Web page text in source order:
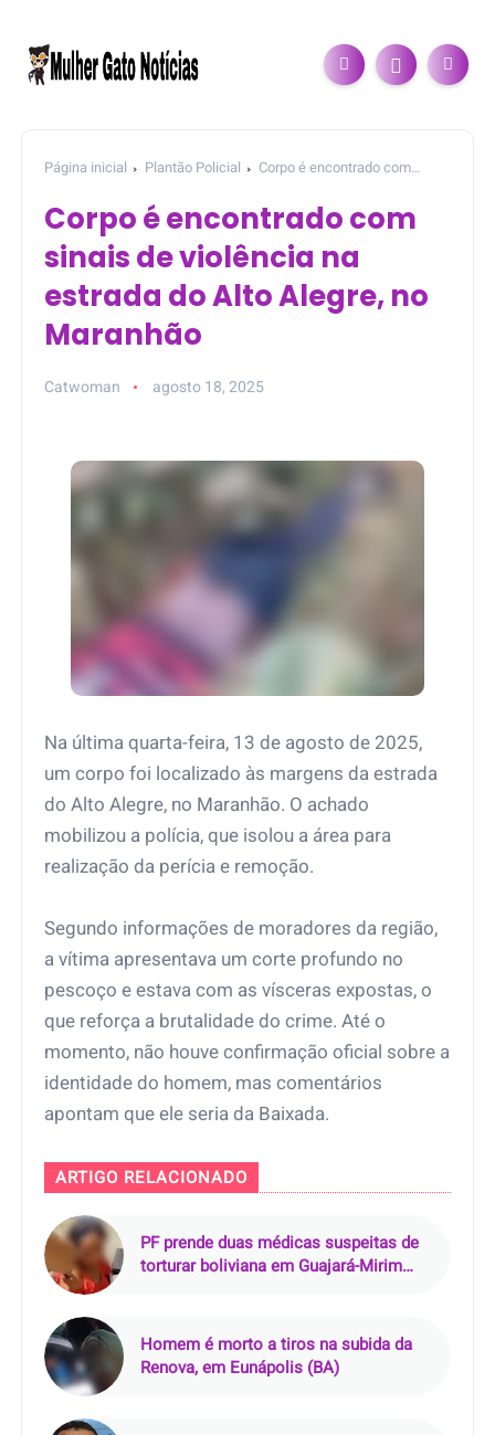
Página inicial Plantão Policial
Corpo é encontrado com
Corpo é encontrado com
sinais de violência na
estrada do Alto Alegre, no
Maranhão
Catwoman agosto 18, 2025
Na última quarta-feira, 13 de agosto de 2025,
um corpo foi localizado às margens da estrada
do Alto Alegre, no Maranhão. O achado
mobilizou a polícia, que isolou a área para
realização da perícia e remoção.
Segundo informações de moradores da região,
a vítima apresentava um corte profundo no
pescoço e estava com as vísceras expostas, o
que reforça a brutalidade do crime. Até o
momento, não houve confirmação oficial sobre a
identidade do homem, mas comentários
apontam que ele seria da Baixada.
ARTIGO RELACIONADO
PF prende duas médicas suspeitas de
torturar boliviana em Guajará-Mirim
Homem é morto a tiros na subida da
Renova, em Eunápolis (BA)